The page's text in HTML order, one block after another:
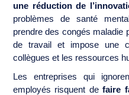
une réduction de
problèmes de santé
prendre des congés maladie
de travail et impose une
collègues et les ressources
Les entreprises qui
employés risquent defaire